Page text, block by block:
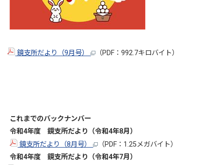
鏡支所だより（9月号） （PDF：992.7キロバイト）
これまでのバックナンバー
令和4年度 鏡支所だより（令和4年8月）
鏡支所だより（8月号）
（PDF：1.25メガバイト）
令和4年度 鏡支所だより（令和4年7月）